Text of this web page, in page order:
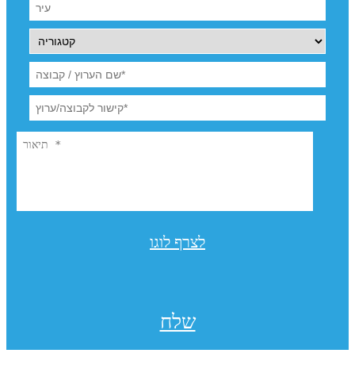
לצרף לוגו
שלח